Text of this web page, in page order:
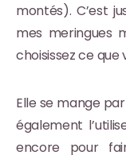
montés). C’est
mes meringues
choisissez ce que
Elle se mange
également
encore pour